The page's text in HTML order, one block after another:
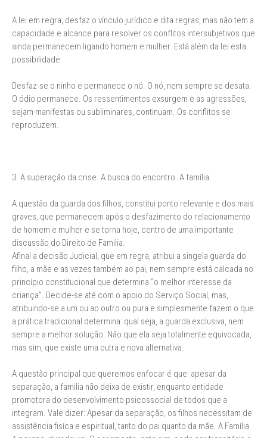
A lei em regra, desfaz o vínculo jurídico e dita regras, mas não tem a
capacidade e alcance para resolver os conflitos intersubjetivos que
ainda permanecem ligando homem e mulher. Está além da lei esta
possibilidade.
Desfaz-se o ninho e permanece o nó. O nó, nem sempre se desata.
O ódio permanece. Os ressentimentos exsurgem e as agressões,
sejam manifestas ou subliminares, continuam. Os conflitos se
reproduzem.
3. A superação da crise. A busca do encontro. A família.
A questão da guarda dos filhos, constitui ponto relevante e dos mais
graves, que permanecem após o desfazimento do relacionamento
de homem e mulher e se torna hoje, centro de uma importante
discussão do Direito de Familia.
Afinal a decisão Judicial, que em regra, atribui a singela guarda do
filho, a mãe e as vezes também ao pai, nem sempre está calcada no
princípio constitucional que determina “o melhor interesse da
criança”. Decide-se até com o apoio do Serviço Social, mas,
atribuindo-se a um ou ao outro ou pura e simplesmente fazem o que
a prática tradicional determina: qual seja, a guarda exclusiva, nem
sempre a melhor solução. Não que ela seja totalmente equivocada,
mas sim, que existe uma outra e nova alternativa.
A questão principal que queremos enfocar é que: apesar da
separação, a familia não deixa de existir, enquanto entidade
promotora do desenvolvimento psicossocial de todos que a
integram. Vale dizer: Apesar da separação, os filhos necessitam de
assistência fisíca e espiritual, tanto do pai quanto da mãe. A Família